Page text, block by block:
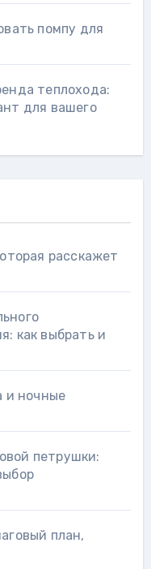
помпу для
теплохода:
для вашего
расскажет
как выбрать и
и ночные
петрушки:
план,